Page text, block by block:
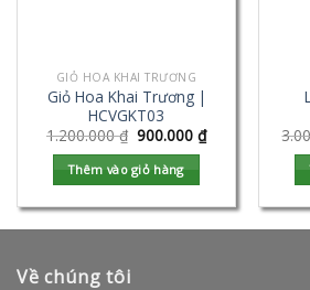
GIỎ HOA KHAI TRƯƠNG
Giỏ Hoa Khai Trương |
HCVGKT03
1.200.000₫ 900.000₫
Thêm vào giỏ hàng
Về chúng tôi